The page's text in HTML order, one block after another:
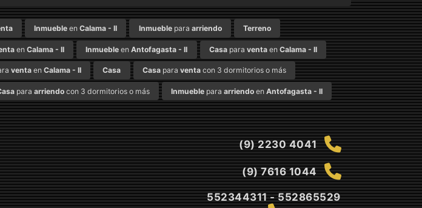
Inmueble enCalama - II Inmueblepara arriendo Terreno
en Calama - II Inmueble enAntofagasta - II Casapara ventaen Calama - II
venta en Calama - II Casa Casapara ventacon 3 dormitorios o más
para arriendocon 3 dormitorios o más Inmueble paraarriendo enAntofagasta - II
(9) 2230 4041
(9) 7616 1044
552344311 - 552865529